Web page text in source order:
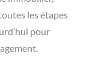
les étapes
pour